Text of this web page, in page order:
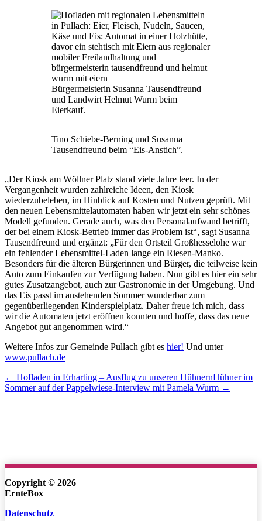
Bürgermeisterin Susanna Tausendfreund
und Landwirt Helmut Wurm beim
Eierkauf.
Tino Schiebe-Berning und Susanna
Tausendfreund beim “Eis-Anstich”.
„Der Kiosk am Wöllner Platz stand viele Jahre leer. In der
Vergangenheit wurden zahlreiche Ideen, den Kiosk
wiederzubeleben, im Hinblick auf Kosten und Nutzen geprüft. Mit
den neuen Lebensmittelautomaten haben wir jetzt ein sehr schönes
Modell gefunden. Gerade auch, was den Personalaufwand betrifft,
der bei einem Kiosk-Betrieb immer das Problem ist“, sagt Susanna
Tausendfreund und ergänzt: „Für den Ortsteil Großhesselohe war
ein fehlender Lebensmittel-Laden lange ein Riesen-Manko.
Besonders für die älteren Bürgerinnen und Bürger, die teilweise kein
Auto zum Einkaufen zur Verfügung haben. Nun gibt es hier ein sehr
gutes Zusatzangebot, auch zur Gastronomie in der Umgebung. Und
das Eis passt im anstehenden Sommer wunderbar zum
gegenüberliegenden Kinderspielplatz. Daher freue ich mich, dass
wir die Automaten jetzt eröffnen konnten und hoffe, dass das neue
Angebot gut angenommen wird.“
Weitere Infos zur Gemeinde Pullach gibt es hier! Und unter
www.pullach.de
← Hofladen in Erharting – Ausflug zu unseren HühnernHühner im
Sommer auf der Pappelwiese-Interview mit Pamela Wurm →
Copyright © 2026
ErnteBox
Datenschutz